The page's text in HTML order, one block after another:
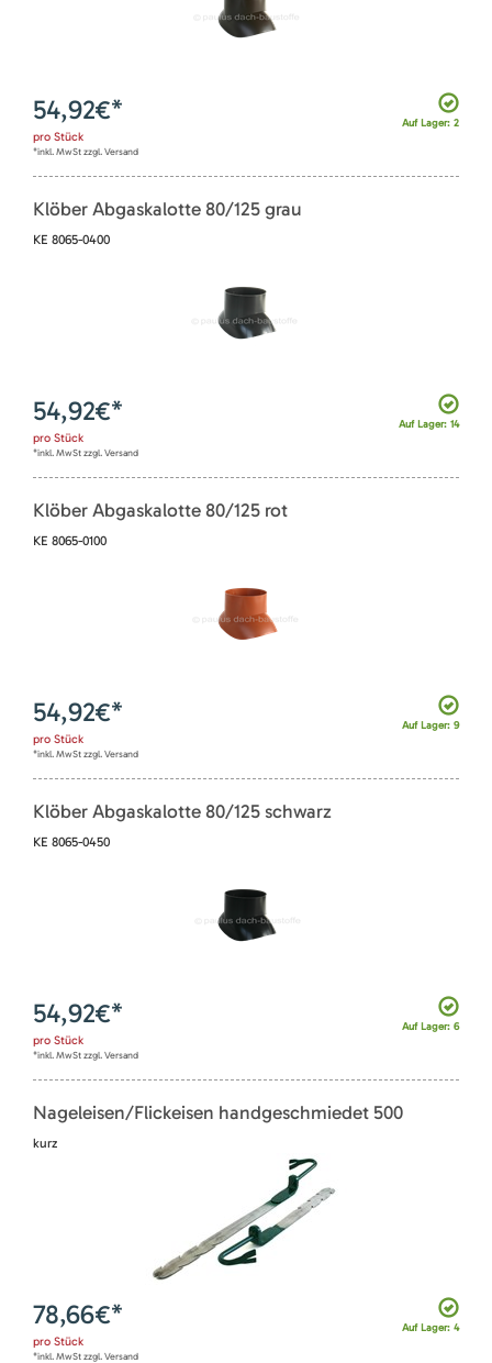
Auf Lager: 2
54,92€*
pro Stück
*inkl. MwSt zzgl. Versand
Klöber Abgaskalotte 80/125 grau
KE 8065-0400
Auf Lager: 14
54,92€*
pro Stück
*inkl. MwSt zzgl. Versand
Klöber Abgaskalotte 80/125 rot
KE 8065-0100
Auf Lager: 9
54,92€*
pro Stück
*inkl. MwSt zzgl. Versand
Klöber Abgaskalotte 80/125 schwarz
KE 8065-0450
Auf Lager: 6
54,92€*
pro Stück
*inkl. MwSt zzgl. Versand
Nageleisen/Flickeisen handgeschmiedet 500
kurz
Auf Lager: 4
78,66€*
pro Stück
*inkl. MwSt zzgl. Versand